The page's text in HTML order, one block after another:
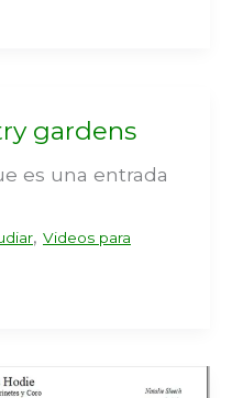
gardens
es una entrada
, Videos para